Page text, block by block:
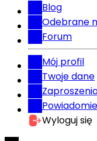
Blog
Odebrane
Forum
Mój profil
Twoje dane
Wyloguj się